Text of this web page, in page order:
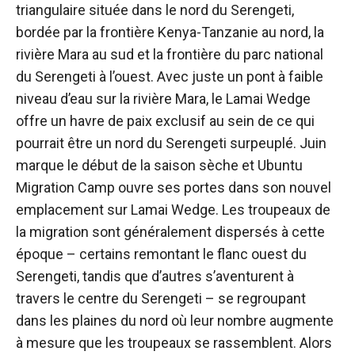
triangulaire située dans le nord du Serengeti,
bordée par la frontière Kenya-Tanzanie au nord, la
rivière Mara au sud et la frontière du parc national
du Serengeti à l’ouest. Avec juste un pont à faible
niveau d’eau sur la rivière Mara, le Lamai Wedge
offre un havre de paix exclusif au sein de ce qui
pourrait être un nord du Serengeti surpeuplé. Juin
marque le début de la saison sèche et Ubuntu
Migration Camp ouvre ses portes dans son nouvel
emplacement sur Lamai Wedge. Les troupeaux de
la migration sont généralement dispersés à cette
époque – certains remontant le flanc ouest du
Serengeti, tandis que d’autres s’aventurent à
travers le centre du Serengeti – se regroupant
dans les plaines du nord où leur nombre augmente
à mesure que les troupeaux se rassemblent. Alors